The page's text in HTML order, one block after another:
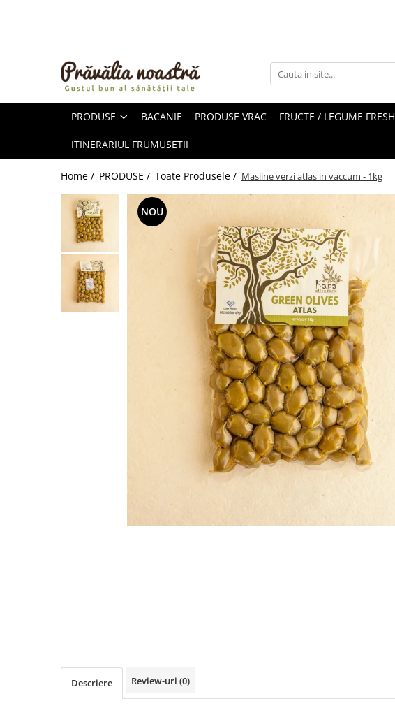
ULEIURI ȘI UNTURI
FRUCTE DESHIDRATATE
ÎNDULCITORI NATURALI / MIERE
FRUCTE LA CONSERVĂ
OȚETURI ȘI SOSURI
FĂINĂ FĂRĂ GLUTEN
BĂUTURI / LAPTE VEGETAL
OREZ ȘI CEREALE
PRODUSE BACANIE PRODUSE VRAC FRUCTE / LEGUME FRESH
ITINERARIUL FRUMUSETII
Home / PRODUSE / Toate Produsele / Masline verzi atlas in vaccum - 1kg
NOU
Descriere Review-uri (0)